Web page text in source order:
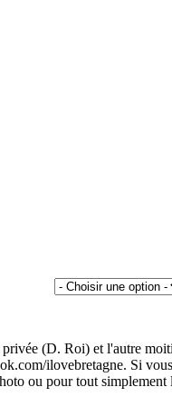
(D. Roi) et l'autre
ilovebretagne. Si vous
ou pour tout simplement